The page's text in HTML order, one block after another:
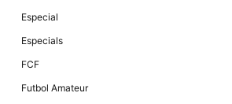
Especial
Especials
FCF
Futbol Amateur